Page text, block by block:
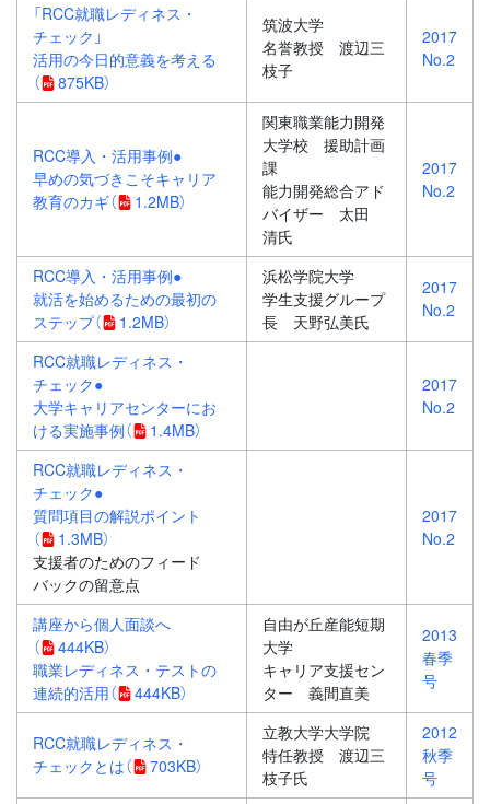
「RCC就職レディネス・
チェック」
活用の今日的意義を考える
（
875KB）
筑波大学
名誉教授 渡辺三
枝子
2017
No.2
RCC導入・活用事例●
早めの気づきこそキャリア
教育のカギ（ 1.2MB）
関東職業能力開発
大学校 援助計画
課
能力開発総合アド
バイザー 太田
清氏
2017
No.2
RCC導入・活用事例●
就活を始めるための最初の
ステップ（ 1.2MB）
浜松学院大学
学生支援グループ
長 天野弘美氏
2017
No.2
RCC就職レディネス・
チェック●
大学キャリアセンターにお
ける実施事例（ 1.4MB）
2017
No.2
RCC就職レディネス・
チェック●
質問項目の解説ポイント
（
1.3MB）
支援者のためのフィード
バックの留意点
2017
No.2
講座から個人面談へ
（
444KB）
職業レディネス・テストの
連続的活用（ 444KB）
自由が丘産能短期
大学
キャリア支援セン
ター 義間直美
2013
春季
号
RCC就職レディネス・
チェックとは（ 703KB）
立教大学大学院
特任教授 渡辺三
枝子氏
2012
秋季
号